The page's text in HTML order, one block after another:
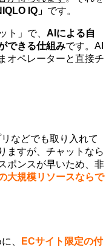
IQ」 です。
ト」で、 AIによる自
できる仕組みです。AI
オペレーターと直接チ
などでも取り入れて
ますが、チャットなら
ポンスが早いため、非
大規模リソースならで
、
ECサイト限定の付